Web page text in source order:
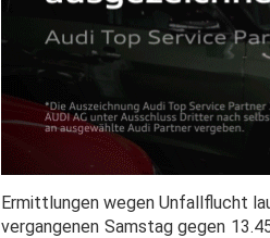
Ermittlungen wegen Unfallflucht
vergangenen Samstag gegen